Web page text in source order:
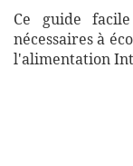
Ce guide
nécessaires à
l'alimentation